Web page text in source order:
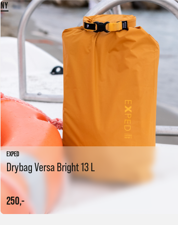
NY
EXPED
Drybag Versa Bright 13 L
250,-